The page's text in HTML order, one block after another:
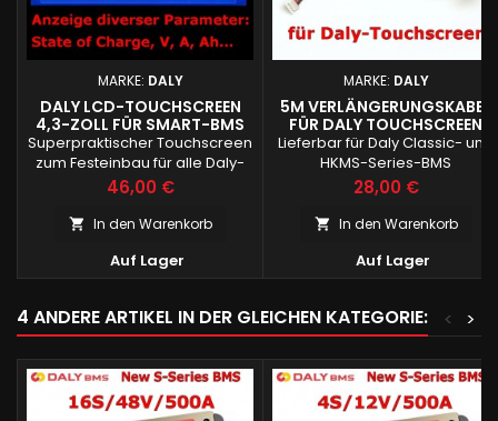
MARKE: DALY
DALY LCD-TOUCHSCREEN
4,3-ZOLL FÜR SMART-BMS
Superpraktischer Touchscreen
zum Festeinbau für alle Daly-
BMS
Preis
46,00 €
 In den Warenkorb
Auf Lager
MARKE: DALY
5M VERLÄNGERUNGSKABEL
FÜR DALY TOUCHSCREEN
Lieferbar für Daly Classic- und
HKMS-Series-BMS
Preis
28,00 €
 In den Warenkorb
Auf Lager
4 ANDERE ARTIKEL IN DER GLEICHEN KATEGORIE: >
<